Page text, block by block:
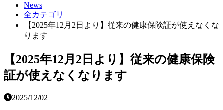
News
全カテゴリ
【2025年12月2日より】従来の健康保険証が使えなくな
ります
【2025年12月2日より】従来の健康保険
証が使えなくなります
2025/12/02